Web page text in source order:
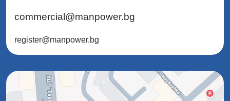
commercial@manpower.bg
register@manpower.bg